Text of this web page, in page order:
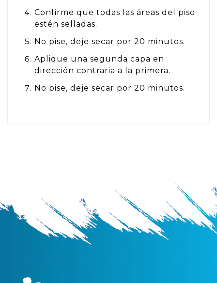
Confirme que todas las áreas del piso
estén selladas.
No pise, deje secar por 20 minutos.
Aplique una segunda capa en
dirección contraria a la primera.
No pise, deje secar por 20 minutos.